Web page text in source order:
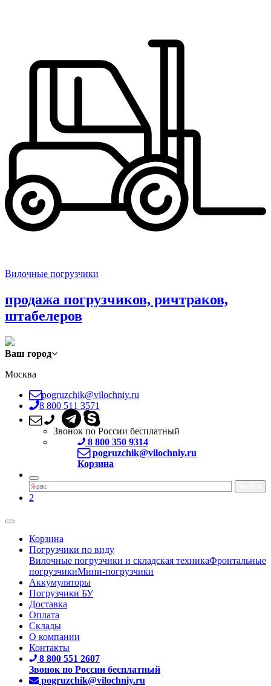
Вилочные погрузчики
продажа погрузчиков, ричтраков,
штабелеров
Ваш город
Москва
pogruzchik@vilochniy.ru
8 800 511 3571
Звонок по России бесплатный
8 800 350 9314
pogruzchik@vilochniy.ru
Корзина
2
Корзина
Погрузчики по виду
Вилочные погрузчики и складская техникаФронтальные
погрузчикиМини-погрузчики
Аккумуляторы
Погрузчики БУ
Доставка
Оплата
Склады
О компании
Контакты
8 800 551 2607
Звонок по России бесплатный
pogruzchik@vilochniy.ru